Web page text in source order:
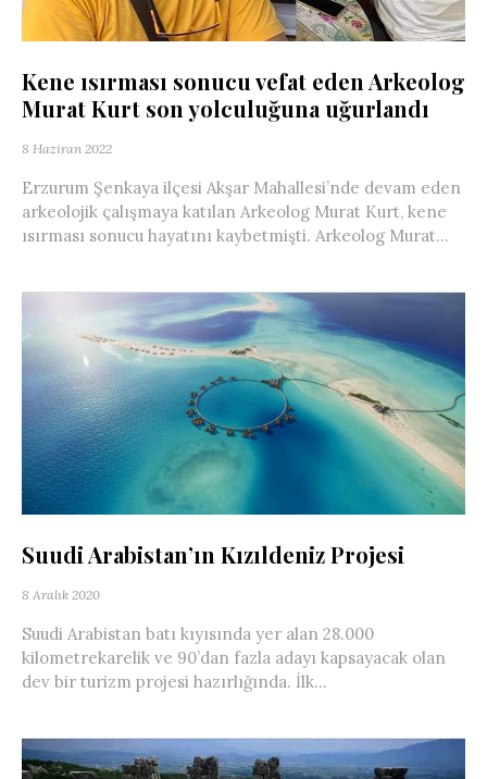
Kene ısırması sonucu vefat eden Arkeolog
Murat Kurt son yolculuğuna uğurlandı
8 Haziran 2022
Erzurum Şenkaya ilçesi Akşar Mahallesi’nde devam eden
arkeolojik çalışmaya katılan Arkeolog Murat Kurt, kene
ısırması sonucu hayatını kaybetmişti. Arkeolog Murat...
Suudi Arabistan’ın Kızıldeniz Projesi
8 Aralık 2020
Suudi Arabistan batı kıyısında yer alan 28.000
kilometrekarelik ve 90’dan fazla adayı kapsayacak olan
dev bir turizm projesi hazırlığında. İlk...